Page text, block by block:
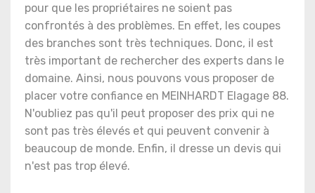
pour que les propriétaires ne soient pas
confrontés à des problèmes. En effet, les coupes
des branches sont très techniques. Donc, il est
très important de rechercher des experts dans le
domaine. Ainsi, nous pouvons vous proposer de
placer votre confiance en MEINHARDT Elagage 88.
N'oubliez pas qu'il peut proposer des prix qui ne
sont pas très élevés et qui peuvent convenir à
beaucoup de monde. Enfin, il dresse un devis qui
n'est pas trop élevé.